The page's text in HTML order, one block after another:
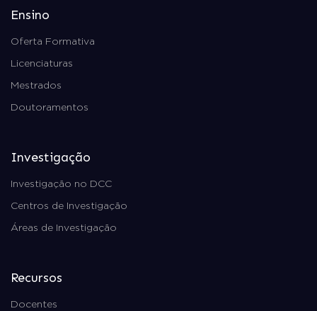
Ensino
Oferta Formativa
Licenciaturas
Mestrados
Doutoramentos
Investigação
Investigação no DCC
Centros de Investigação
Áreas de Investigação
Recursos
Docentes